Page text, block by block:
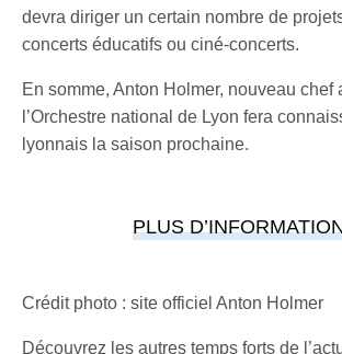
devra diriger un certain nombre de
concerts éducatifs ou ciné-concerts.
En somme, Anton Holmer, nouveau chef
l’Orchestre national de Lyon fera
lyonnais la saison prochaine.
PLUS
Crédit photo : site officiel Anton Holmer
Découvrez les autres temps forts de